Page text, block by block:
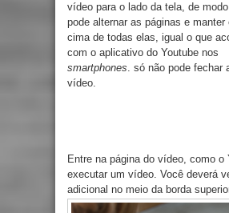
vídeo para o lado da tela, de
pode alternar as páginas e manter
cima de todas elas, igual o que
com o aplicativo do Youtube nos
smartphones. só não pode fechar
vídeo.
Entre na página do vídeo, como o
executar um vídeo. Você deverá
adicional no meio da borda